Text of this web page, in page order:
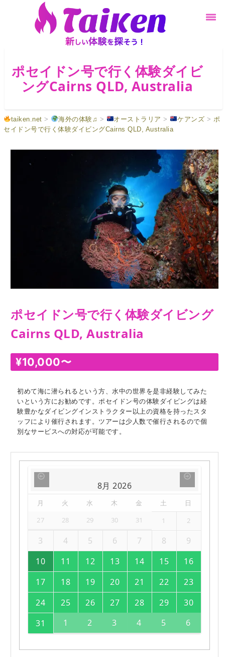
ポセイドン号で行く体験ダイビ
ングCairns QLD, Australia
taiken.net > 海外の体験♫ > オーストラリア > ケアンズ > ポ
セイドン号で行く体験ダイビングCairns QLD, Australia
ポセイドン号で行く体験ダイビング
Cairns QLD, Australia
¥10,000〜
初めて海に潜られるという方、水中の世界を是非経験してみた
いという方にお勧めです。ポセイドン号の体験ダイビングは経
験豊かなダイビングインストラクター以上の資格を持ったスタ
ッフにより催行されます。ツアーは少人数で催行されるので個
別なサービスへの対応が可能です。
8月 2026
月 火 水 木 金 土
日
27
28 29 30 31 1 2
3 4 5 6 7 8
9
10
11 12 13 14 15
16
17
18 19 20 21 22
23
24
25 26 27 28 29
30
31
1 2 3 4 5 6